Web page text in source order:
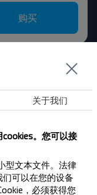
购买
购买
购买
关于我们
。您可以接
型文本文件。法律
可以在您的设备
，必须获得您